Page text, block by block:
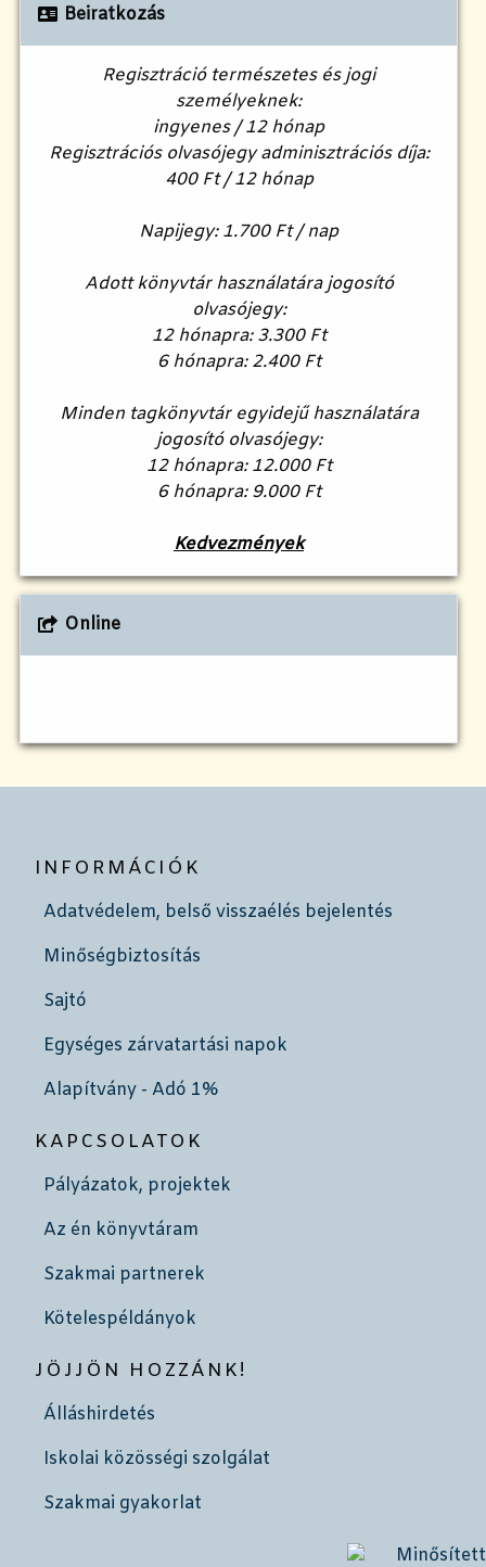
Beiratkozás
Regisztráció természetes és jogi
személyeknek:
ingyenes / 12 hónap
Regisztrációs olvasójegy adminisztrációs díja:
400 Ft / 12 hónap
Napijegy: 1.700 Ft / nap
Adott könyvtár használatára jogosító
olvasójegy:
12 hónapra: 3.300 Ft
6 hónapra: 2.400 Ft
Minden tagkönyvtár egyidejű használatára
jogosító olvasójegy:
12 hónapra: 12.000 Ft
6 hónapra: 9.000 Ft
Kedvezmények
Online
INFORMÁCIÓK
Adatvédelem, belső visszaélés bejelentés
Minőségbiztosítás
Sajtó
Egységes zárvatartási napok
Alapítvány - Adó 1%
KAPCSOLATOK
Pályázatok, projektek
Az én könyvtáram
Szakmai partnerek
Kötelespéldányok
JÖJJÖN HOZZÁNK!
Álláshirdetés
Iskolai közösségi szolgálat
Szakmai gyakorlat